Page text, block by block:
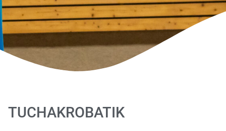
TUCHAKROBATIK​